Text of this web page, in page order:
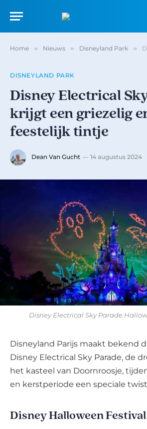
Home » Nieuws » Disneyland Park »
DISNEYLAND PARK
Disney Electrical
krijgt een griezelig
feestelijk tintje
Dean Van Gucht 14 augustus 2024
Disney Electrical Sky Parade
Disneyland Parijs maakt bekend
Disney Electrical Sky Parade, de
het kasteel van Doornroosje,
en kerstperiode een speciale
Disney Halloween Festival